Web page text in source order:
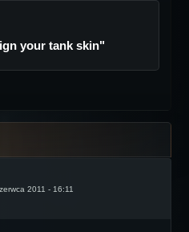
your tank skin"
2011 - 16:11